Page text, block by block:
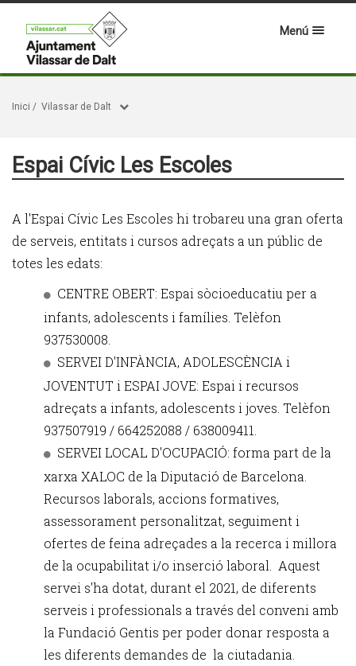
Menú
Inici / Vilassar de Dalt
Espai Cívic Les Escoles
A l'Espai Cívic Les Escoles hi trobareu una gran oferta
de serveis, entitats i cursos adreçats a un públic de
totes les edats:
CENTRE OBERT: Espai sòcioeducatiu per a
infants, adolescents i famílies. Telèfon
937530008.
SERVEI D'INFÀNCIA, ADOLESCÈNCIA i
JOVENTUT i ESPAI JOVE: Espai i recursos
adreçats a infants, adolescents i joves. Telèfon
937507919 / 664252088 / 638009411.
SERVEI LOCAL D'OCUPACIÓ: forma part de la
xarxa XALOC de la Diputació de Barcelona.
Recursos laborals, accions formatives,
assessorament personalitzat, seguiment i
ofertes de feina adreçades a la recerca i millora
de la ocupabilitat i/o inserció laboral. Aquest
servei s'ha dotat, durant el 2021, de diferents
serveis i professionals a través del conveni amb
la Fundació Gentis per poder donar resposta a
les diferents demandes de la ciutadania.